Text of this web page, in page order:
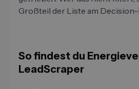
Großteil der Liste am
So findest du
LeadScraper